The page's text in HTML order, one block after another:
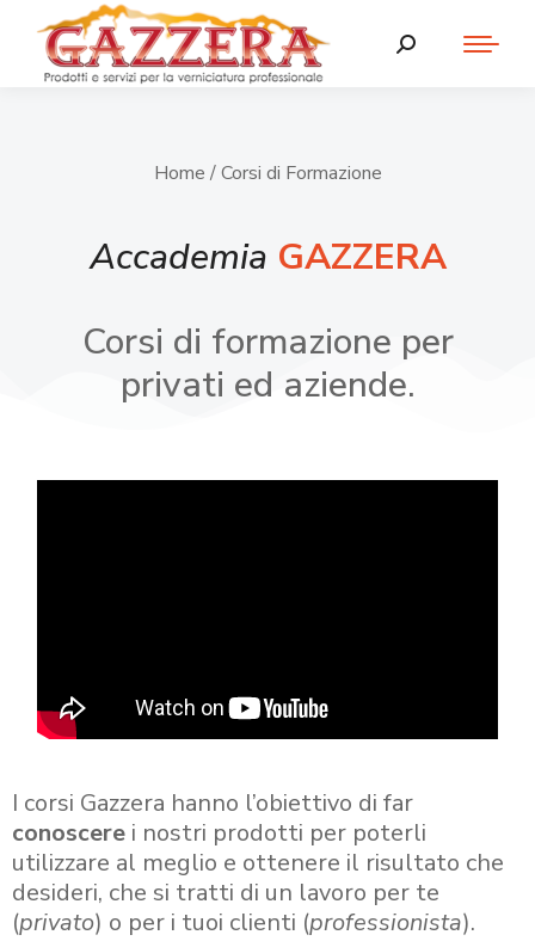
Home / Corsi di Formazione
Accademia GAZZERA
Corsi di formazione per
privati ed aziende.
I corsi Gazzera hanno l’obiettivo di far
conoscere i nostri prodotti per poterli
utilizzare al meglio e ottenere il risultato che
desideri, che si tratti di un lavoro per te
(privato) o per i tuoi clienti (professionista).